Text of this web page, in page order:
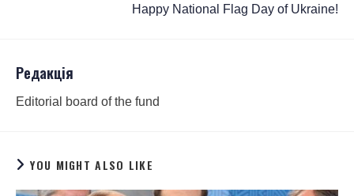
Happy National Flag Day of Ukraine!
Редакція
Editorial board of the fund
YOU MIGHT ALSO LIKE